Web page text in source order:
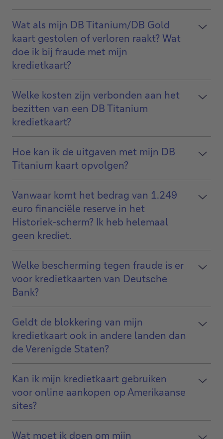
Wat als mijn DB Titanium/DB Gold
kaart gestolen of verloren raakt? Wat
doe ik bij fraude met mijn
kredietkaart?
Welke kosten zijn verbonden aan het
bezitten van een DB Titanium
kredietkaart?
Hoe kan ik de uitgaven met mijn DB
Titanium kaart opvolgen?
Vanwaar komt het bedrag van 1.249
euro financiële reserve in het
Historiek-scherm? Ik heb helemaal
geen krediet.
Welke bescherming tegen fraude is er
voor kredietkaarten van Deutsche
Bank?
Geldt de blokkering van mijn
kredietkaart ook in andere landen dan
de Verenigde Staten?
Kan ik mijn kredietkaart gebruiken
voor online aankopen op Amerikaanse
sites?
Wat moet ik doen om mijn